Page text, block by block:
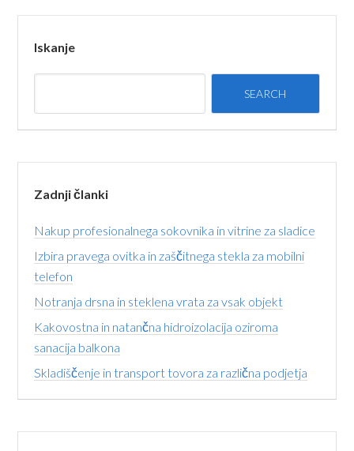
Iskanje
Zadnji članki
Nakup profesionalnega sokovnika in vitrine za sladice
Izbira pravega ovitka in zaščitnega stekla za mobilni
telefon
Notranja drsna in steklena vrata za vsak objekt
Kakovostna in natančna hidroizolacija oziroma
sanacija balkona
Skladiščenje in transport tovora za različna podjetja